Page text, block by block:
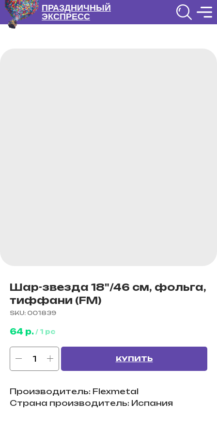
ПРАЗДНИЧНЫЙ
ЭКСПРЕСС
Шар-звезда 18"/46 см, фольга,
тиффани (FM)
SKU: 001839
64 р. / 1 pc
КУПИТЬ
Производитель: Flexmetal
Страна производитель: Испания